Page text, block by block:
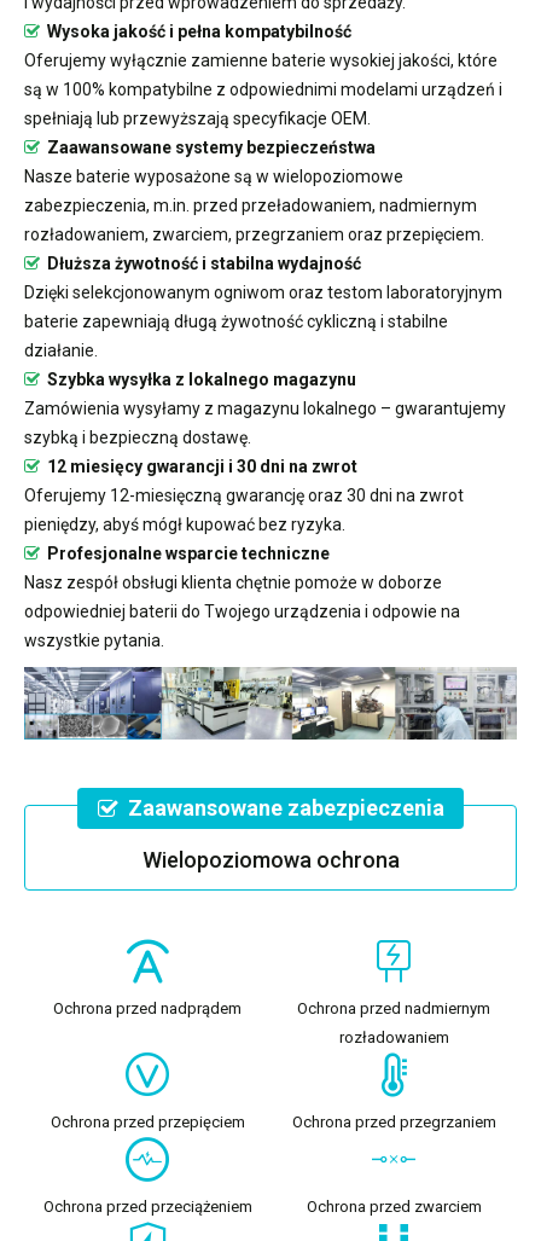
Wysoka jakość i pełna kompatybilność
Oferujemy wyłącznie zamienne baterie wysokiej jakości, które
są w 100% kompatybilne z odpowiednimi modelami urządzeń i
spełniają lub przewyższają specyfikacje OEM.
Zaawansowane systemy bezpieczeństwa
Nasze baterie wyposażone są w wielopoziomowe
zabezpieczenia, m.in. przed przeładowaniem, nadmiernym
rozładowaniem, zwarciem, przegrzaniem oraz przepięciem.
Dłuższa żywotność i stabilna wydajność
Dzięki selekcjonowanym ogniwom oraz testom laboratoryjnym
baterie zapewniają długą żywotność cykliczną i stabilne
działanie.
Szybka wysyłka z lokalnego magazynu
Zamówienia wysyłamy z magazynu lokalnego – gwarantujemy
szybką i bezpieczną dostawę.
12 miesięcy gwarancji i 30 dni na zwrot
Oferujemy 12-miesięczną gwarancję oraz 30 dni na zwrot
pieniędzy, abyś mógł kupować bez ryzyka.
Profesjonalne wsparcie techniczne
Nasz zespół obsługi klienta chętnie pomoże w doborze
odpowiedniej baterii do Twojego urządzenia i odpowie na
wszystkie pytania.
Zaawansowane zabezpieczenia
Wielopoziomowa ochrona
Ochrona przed nadprądem
Ochrona przed nadmiernym
rozładowaniem
Ochrona przed przepięciem Ochrona przed przegrzaniem
Ochrona przed przeciążeniem Ochrona przed zwarciem